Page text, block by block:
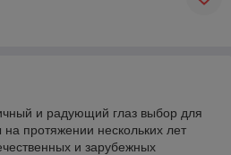
и радующий глаз выбор для
протяжении нескольких лет
и зарубежных